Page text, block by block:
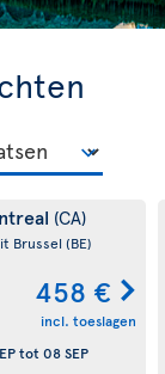
(CA)
Brussel (BE)
458 €
incl. toeslagen
tot 08 SEP